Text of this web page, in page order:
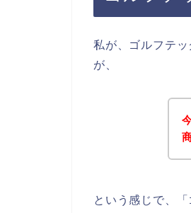
私が、ゴルフテ
が、
という感じで、